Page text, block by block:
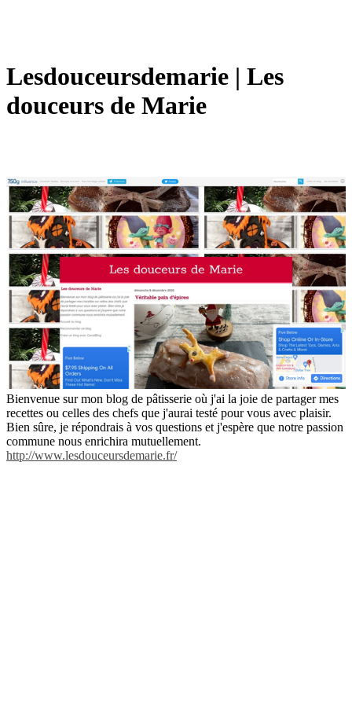
Les­douceursdema­rie | Les
douceurs de Marie
Bienvenue sur mon blog de pâtisserie où j'ai la joie de partager mes
recettes ou celles des chefs que j'aurai testé pour vous avec plaisir.
Bien sûre, je répondrais à vos questions et j'espère que notre passion
commune nous enrichira mutuellement.
http://www.lesdouceursdemarie.fr/